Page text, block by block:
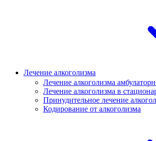
Лечение алкоголизма
Лечение алкоголизма
Лечение алкоголизма в
Принудительное лечение
Кодирование от алкоголизма